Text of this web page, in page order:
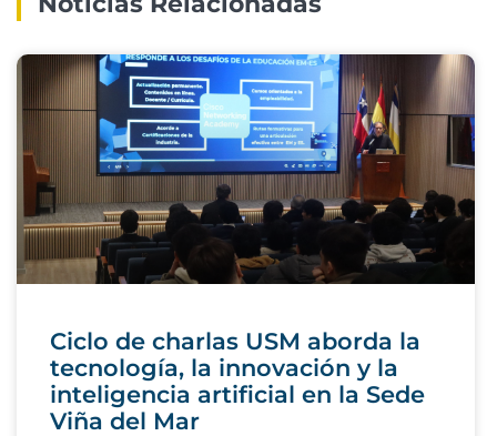
Ciclo de charlas USM aborda la
tecnología, la innovación y la
inteligencia artificial en la Sede
Viña del Mar